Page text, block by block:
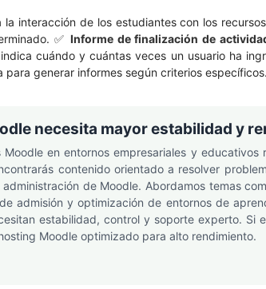
la interacción de los estudiantes con los
✅ Informe de finalización de
cuándo y cuántas veces un usuario ha
para generar informes según criterios específicos.
necesita mayor estabilidad y
en entornos empresariales y educativos
contenido orientado a resolver
de Moodle. Abordamos temas
admisión y optimización de entornos de
estabilidad, control y soporte experto. Si
Moodle optimizado para alto rendimiento.